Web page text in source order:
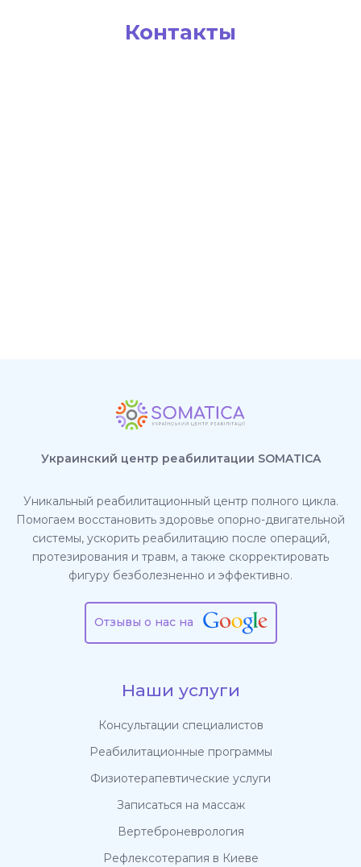
Контакты
Украинский центр реабилитации SOMATICA
Уникальный реабилитационный центр полного цикла.
Помогаем восстановить здоровье опорно-двигательной
системы, ускорить реабилитацию после операций,
протезирования и травм, а также скорректировать
фигуру безболезненно и эффективно.
Отзывы о нас на
Наши услуги
Консультации специалистов
Реабилитационные программы
Физиотерапевтические услуги
Записаться на массаж
Вертеброневрология
Рефлексотерапия в Киеве